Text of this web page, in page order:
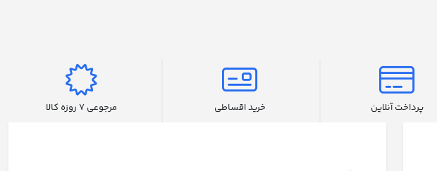
پرداخت آنلاین خرید اقساطی مرجوعی 7 روزه کالا